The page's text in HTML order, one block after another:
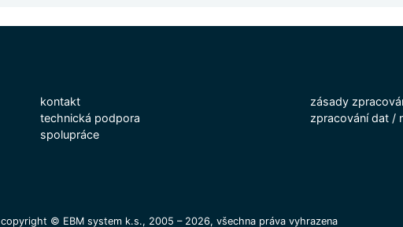
kontakt
technická podpora
spolupráce
zásady
zpracování dat /
copyright © EBM system k.s., 2005 – 2026, všechna práva vyhrazena